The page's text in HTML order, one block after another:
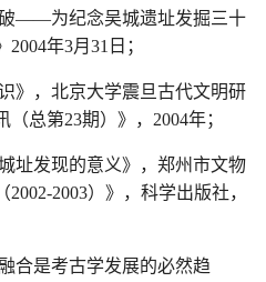
——为纪念吴城遗址发掘三十
年3月31日；
》，北京大学震旦古代文明研
总第23期）》，2004年；
址发现的意义》，郑州市文物
2003）》，科学出版社，
合是考古学发展的必然趋